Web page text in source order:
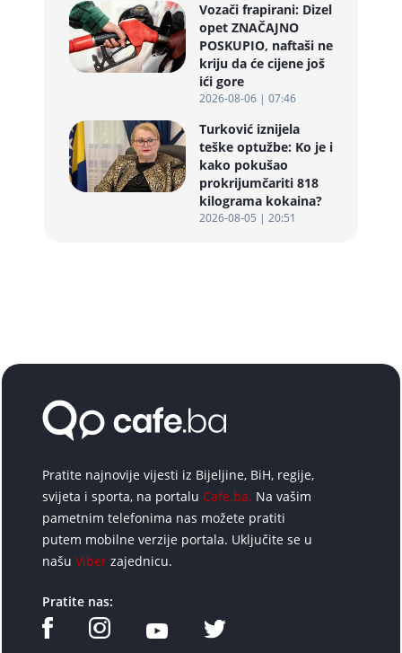
Vozači frapirani: Dizel
opet ZNAČAJNO
POSKUPIO, naftaši ne
kriju da će cijene još
ići gore
2026-08-06 | 07:46
Turković iznijela
teške optužbe: Ko je i
kako pokušao
prokrijumčariti 818
kilograma kokaina?
2026-08-05 | 20:51
Pratite najnovije vijesti iz Bijeljine, BiH, regije,
svijeta i sporta, na portalu Cafe.ba. Na vašim
pametnim telefonima nas možete pratiti
putem mobilne verzije portala. Uključite se u
našu Viberzajednicu.
Pratite nas: